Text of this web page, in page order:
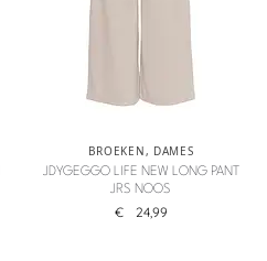
BROEKEN, DAMES
JDYGEGGO LIFE NEW LONG PANT
JRS NOOS
€ 24,99